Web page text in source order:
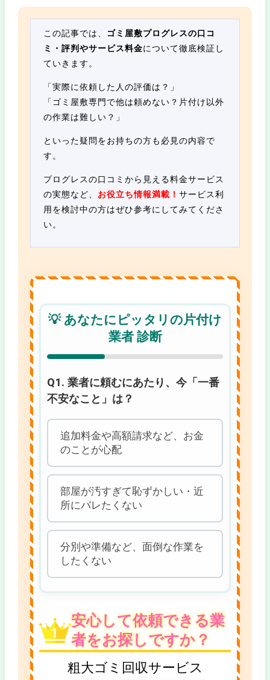
この記事では、
ゴミ屋敷プログレスの口コ
ミ・評判やサービス料金について徹底検証し
ていきます。
「実際に依頼した人の評価は？」
「ゴミ屋敷専門で他は頼めない？片付け以外
の作業は難しい？」
といった疑問をお持ちの方も必見の内容で
す。
プログレスの口コミから見える料金サービス
の実態など、 お役立ち情報満載！ サービス利
用を検討中の方はぜひ参考にしてみてくださ
い。
💡 あなたにピッタリの片付け
業者 診断
Q1. 業者に頼むにあたり、今「一番
不安なこと」は？
追加料金や高額請求など、お金
のことが心配
部屋が汚すぎて恥ずかしい・近
所にバレたくない
分別や準備など、面倒な作業を
したくない
安心して依頼できる業
者をお探しですか？
粗大ゴミ回収サービス